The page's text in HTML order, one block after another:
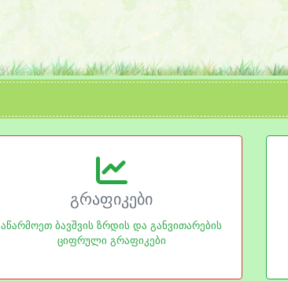
გრაფიკები
აწარმოეთ ბავშვის ზრდის და განვითარების
ციფრული გრაფიკები